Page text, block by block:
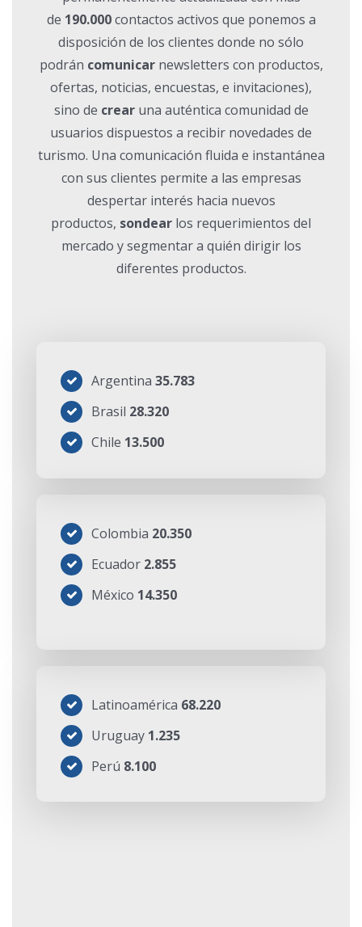
de 190.000contactos activos que ponemos a
disposición de los clientes donde no sólo
podrán comunicarnewsletters con productos,
ofertas, noticias, encuestas, e invitaciones),
sino de crearuna auténtica comunidad de
usuarios dispuestos a recibir novedades de
turismo. Una comunicación fluida e instantánea
con sus clientes permite a las empresas
despertar interés hacia nuevos
productos, sondear los requerimientos del
mercado y segmentar a quién dirigir los
diferentes productos.
Argentina35.783
Brasil 28.320
Chile 13.500
Colombia 20.350
Ecuador 2.855
México 14.350
Latinoamérica 68.220
Uruguay 1.235
Perú 8.100